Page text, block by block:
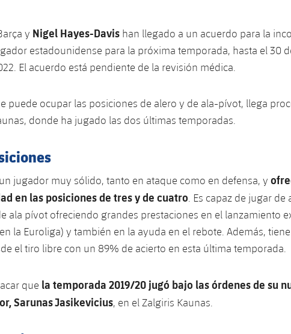
y Nigel Hayes-Davis han llegado a un acuerdo para la
estadounidense para la próxima temporada, hasta el 30
El acuerdo está pendiente de la revisión médica.
puede ocupar las posiciones de alero y de ala-pívot, llega
donde ha jugado las dos últimas temporadas.
jugador muy sólido, tanto en ataque como en defensa, y
en las posiciones de tres y de cuatro. Es capaz de jugar de
ala pívot ofreciendo grandes prestaciones en el lanzamiento
la Euroliga) y también en la ayuda en el rebote. Además,
el tiro libre con un 89% de acierto en esta última temporada.
que la temporada 2019/20 jugó bajo las órdenes de su
Sarunas Jasikevicius, en el Zalgiris Kaunas.